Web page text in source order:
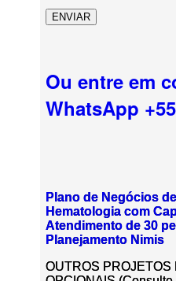
Ou entre em
WhatsApp
Plano de Negócios
Hematologia com
Atendimento de 30
Planejamento Nimis
OUTROS PROJETOS